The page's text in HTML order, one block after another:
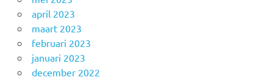
april 2023
maart 2023
februari 2023
januari 2023
december 2022